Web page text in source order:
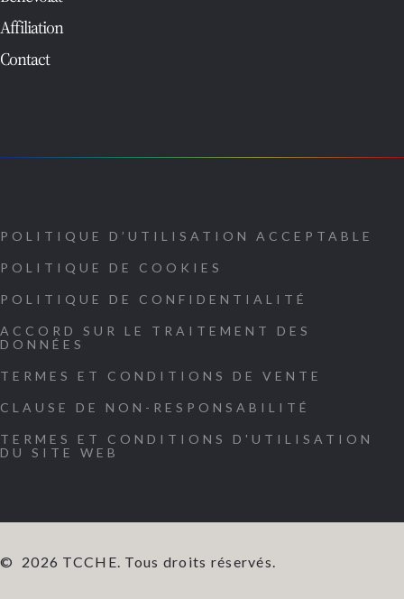
Affiliation
Contact
POLITIQUE D’UTILISATION ACCEPTABLE
POLITIQUE DE COOKIES
POLITIQUE DE CONFIDENTIALITÉ
ACCORD SUR LE TRAITEMENT DES
DONNÉES
TERMES ET CONDITIONS DE VENTE
CLAUSE DE NON-RESPONSABILITÉ
TERMES ET CONDITIONS D'UTILISATION
DU SITE WEB
© 2026 TCCHE. Tous droits réservés.